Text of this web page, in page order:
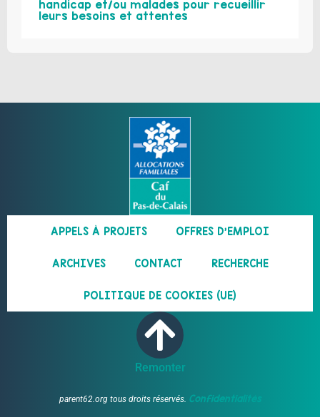
handicap et/ou malades pour recueillir
leurs besoins et attentes
APPELS À PROJETS OFFRES D’EMPLOI
ARCHIVES CONTACT RECHERCHE
POLITIQUE DE COOKIES (UE)
Remonter
parent62.org tous droits réservés. Confidentialités